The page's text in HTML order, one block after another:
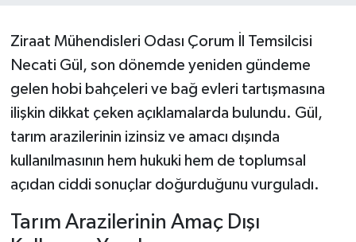
Ziraat Mühendisleri Odası Çorum İl Temsilcisi
Necati Gül, son dönemde yeniden gündeme
gelen hobi bahçeleri ve bağ evleri tartışmasına
ilişkin dikkat çeken açıklamalarda bulundu. Gül,
tarım arazilerinin izinsiz ve amacı dışında
kullanılmasının hem hukuki hem de toplumsal
açıdan ciddi sonuçlar doğurduğunu vurguladı.
Tarım Arazilerinin Amaç Dışı
Merkez Haberleri
Şenpazar Haberleri
Seydiler Haberleri